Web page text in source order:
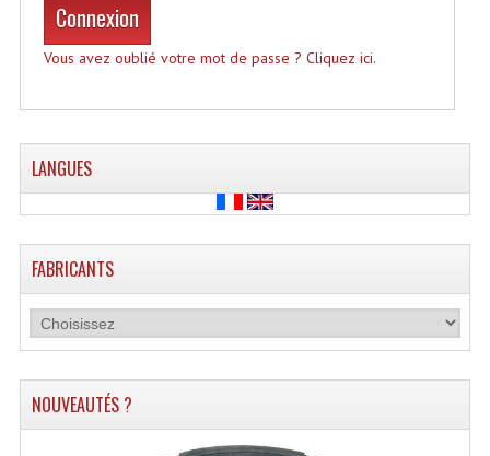
Pieds D'enceintes
Selecteurs Audio Vidéo
Amplificateurs Multi-Canaux
Casques Stéréo
Compresseurs , Limiteurs , Noise Gate
Egaliseur Egaliseurs
Enceintes Et Caissons Basses
Packs Sono
Connexion
Vous avez oublié votre mot de passe ? Cliquez ici.
LANGUES
FABRICANTS
NOUVEAUTÉS ?